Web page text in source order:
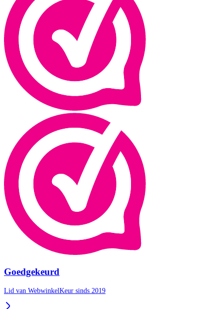
Goedgekeurd
Lid van WebwinkelKeur sinds 2019